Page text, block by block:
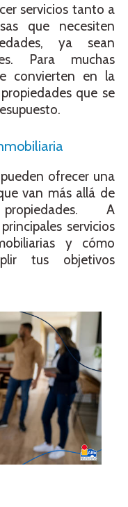
servicios tanto a
que necesiten
ya sean
Para muchas
convierten en la
que se
ofrecer una
van más allá de
A
servicios
y cómo
tus objetivos